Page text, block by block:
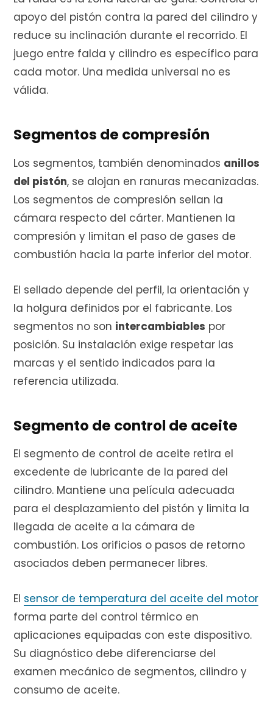
apoyo del pistón contra la pared del cilindro y
reduce su inclinación durante el recorrido. El
juego entre falda y cilindro es específico para
cada motor. Una medida universal no es
válida.
Segmentos de compresión
Los segmentos, también denominados anillos
del pistón, se alojan en ranuras mecanizadas.
Los segmentos de compresión sellan la
cámara respecto del cárter. Mantienen la
compresión y limitan el paso de gases de
combustión hacia la parte inferior del motor.
El sellado depende del perfil, la orientación y
la holgura definidos por el fabricante. Los
segmentos no son intercambiables por
posición. Su instalación exige respetar las
marcas y el sentido indicados para la
referencia utilizada.
Segmento de control de aceite
El segmento de control de aceite retira el
excedente de lubricante de la pared del
cilindro. Mantiene una película adecuada
para el desplazamiento del pistón y limita la
llegada de aceite a la cámara de
combustión. Los orificios o pasos de retorno
asociados deben permanecer libres.
El sensor de temperatura del aceite del motor
forma parte del control térmico en
aplicaciones equipadas con este dispositivo.
Su diagnóstico debe diferenciarse del
examen mecánico de segmentos, cilindro y
consumo de aceite.